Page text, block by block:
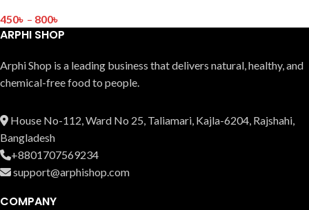
450৳ – 800৳
ARPHI SHOP
Arphi Shop is a leading business that delive­rs natural, healthy, and
chemical-free food to people.
House No-112, Ward No 25, Taliamari, Kajla-6204, Rajshahi,
Bangladesh
+8801707569234
support@arphishop.com
COMPANY